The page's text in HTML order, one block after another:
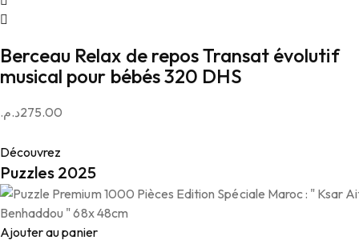
Berceau Relax de repos Transat évolutif
musical pour bébés 320 DHS
275.00د.م.
Découvrez
Puzzles 2025
Ajouter au panier